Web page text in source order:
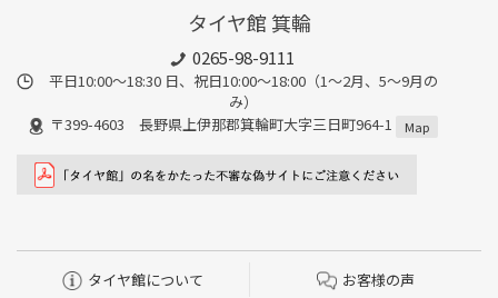
タイヤ館 箕輪
0265-98-9111
平日10:00～18:30 日、祝日10:00～18:00（1～2月、5～9月の
み）
〒399-4603 長野県上伊那郡箕輪町大字三日町964-1
Map
タイヤ館について お客様の声